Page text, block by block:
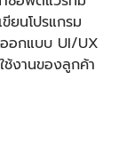
ยนโปรแกรม
อกแบบ UI/UX
ช้งานของลูกค้า